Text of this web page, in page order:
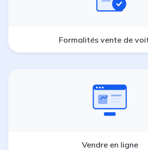
Formalités vente de
Vendre en ligne